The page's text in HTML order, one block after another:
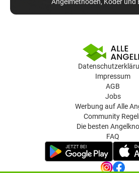
Impressum
AGB
Jobs
Werbung auf Alle
Community
Die besten
FAQ